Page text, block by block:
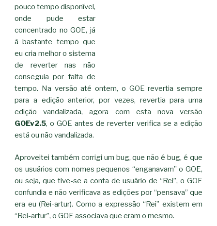
pouco tempo disponível,
onde pude estar
concentrado no GOE, já
à bastante tempo que
eu cria melhor o sistema
de reverter nas não
conseguia por falta de
tempo. Na versão até ontem, o GOE revertia sempre
para a edição anterior, por vezes, revertia para uma
edição vandalizada, agora com esta nova versão
GOEv2.5, o GOE antes de reverter verifica se a edição
está ou não vandalizada.
Aproveitei também corrigi um bug, que não é bug, é que
os usuários com nomes pequenos “enganavam” o GOE,
ou seja, que tive-se a conta de usuário de “Rei”, o GOE
confundia e não verificava as edições por “pensava” que
era eu (Rei-artur). Como a expressão “Rei” existem em
“Rei-artur”, o GOE associava que eram o mesmo.